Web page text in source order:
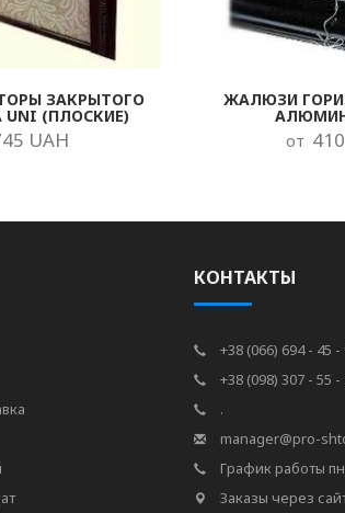
ЗАКРЫТОГО
UNI (ПЛОСКИЕ)
UAH
ЖАЛЮЗИ
от
КОНТАКТЫ
+38 (066) 694 - 45 -
+38 (098) 307 - 55 -
.
manager@pro-
График работы
Заказы через